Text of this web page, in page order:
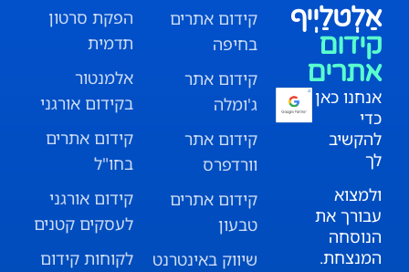
אַלְטלַיְיף
קידום
אתרים
אנחנו כאן
כדי
להקשיב
לך
ולמצוא
עבורך את
הנוסחה
המנצחת.
קידום אתרים
בחיפה
קידום אתר
ג'ומלה
קידום אתר
וורדפרס
קידום אתרים
טבעון
שיווק באינטרנט
הפקת סרטון
תדמית
אלמנטור
בקידום אורגני
קידום אתרים
בחו"ל
קידום אורגני
לעסקים קטנים
לקוחות קידום